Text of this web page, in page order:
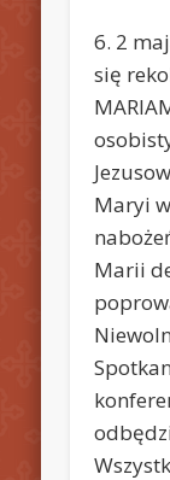
6. 2
się
Maryi
Marii